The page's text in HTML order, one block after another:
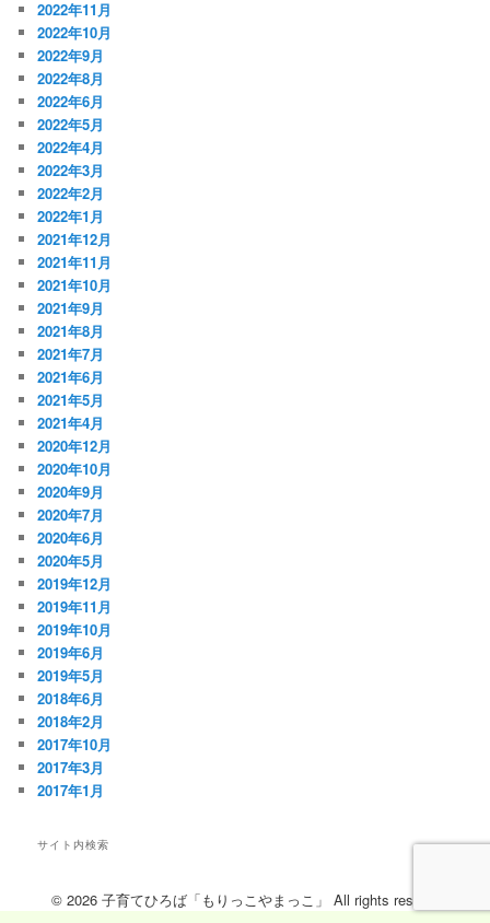
2022年11月
2022年10月
2022年9月
2022年8月
2022年6月
2022年5月
2022年4月
2022年3月
2022年2月
2022年1月
2021年12月
2021年11月
2021年10月
2021年9月
2021年8月
2021年7月
2021年6月
2021年5月
2021年4月
2020年12月
2020年10月
2020年9月
2020年7月
2020年6月
2020年5月
2019年12月
2019年11月
2019年10月
2019年6月
2019年5月
2018年6月
2018年2月
2017年10月
2017年3月
2017年1月
サイト内検索
© 2026 子育てひろば「もりっこやまっこ」 All rights reserved.